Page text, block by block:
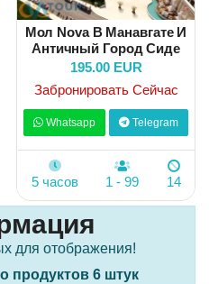
Мол Nova В Манавгате И
Античный Город Сиде
195.00 EUR
Забронировать Сейчас
Whatsapp Telegram
5 часов 1 - 99 14
для отображения!
продуктов 6 штук